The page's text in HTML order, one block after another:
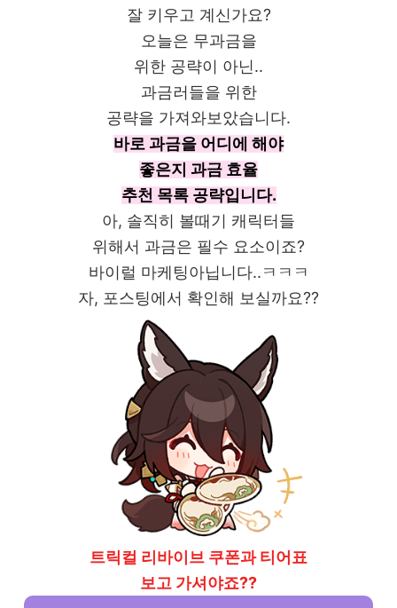
잘 키우고 계신가요?
오늘은 무과금을
위한 공략이 아닌..
과금러들을 위한
공략을 가져와보았습니다.
바로 과금을 어디에 해야
좋은지 과금 효율
추천 목록 공략입니다.
아, 솔직히 볼때기 캐릭터들
위해서 과금은 필수 요소이죠?
바이럴 마케팅아닙니다..ㅋㅋㅋ
자, 포스팅에서 확인해 보실까요??
트릭컬 리바이브 쿠폰과 티어표
보고 가셔야죠??